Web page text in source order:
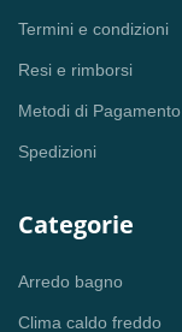
Termini e condizioni
Resi e rimborsi
Metodi di Pagamento
Spedizioni
Categorie
Arredo bagno
Clima caldo freddo